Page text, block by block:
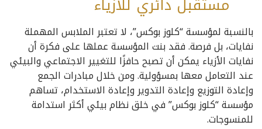
بالنسبة لمؤسسة “كلوز بوكس”، لا تعتبر الملابس المهملة
نفايات، بل فرصة. فقد بنت المؤسسة عملها على فكرة أن
نفايات الأزياء يمكن أن تصبح حافزًا للتغيير الاجتماعي والبيئي
عند التعامل معها بمسؤولية. ومن خلال مبادرات الجمع
وإعادة التوزيع وإعادة التدوير وإعادة الاستخدام، تساهم
مؤسسة “كلوز بوكس” في خلق نظام بيئي أكثر استدامة
للمنسوجات.